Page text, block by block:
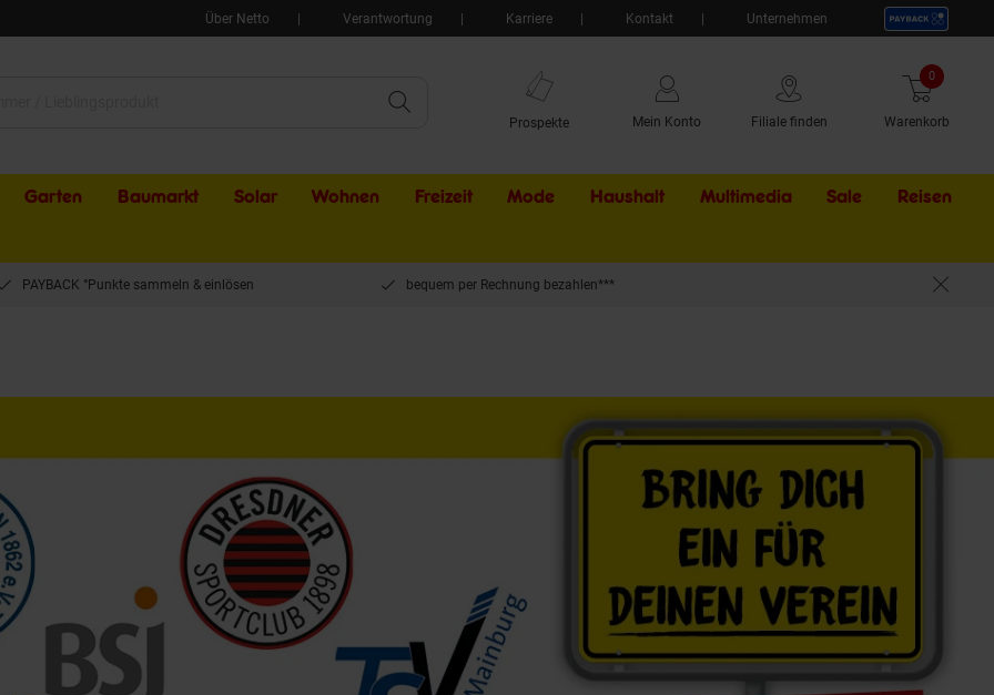
Über Netto Verantwortung Karriere Kontakt Unternehmen
Prospekte Mein Konto Filiale finden Warenkorb
0 Artikel
Garten Baumarkt Solar Wohnen Freizeit Mode Haushalt Multimedia Sale Externer
Reisen
PAYBACK °Punkte sammeln & einlösen bequem per Rechnung bezahlen***